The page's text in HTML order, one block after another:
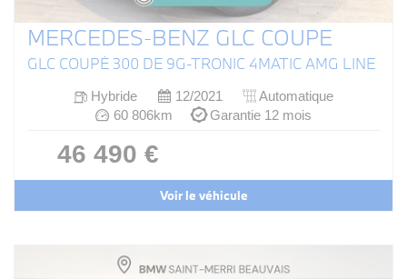
MERCEDES-BENZ GLC COUPE
GLC COUPÉ 300 DE 9G-TRONIC 4MATIC AMG LINE
Hybride 12/2021
Automatique
60 806km
Garantie 12 mois
46 490 €
Voir le véhicule